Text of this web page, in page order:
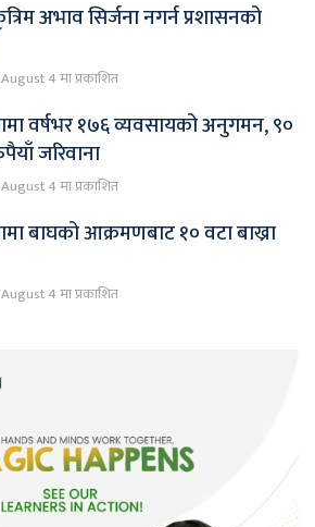
अभाव सिर्जना नगर्न प्रशासनको
4 मा प्रकाशित
वर्षभर १७६ व्यवसायको अनुगमन, ९०
जरिवाना
4 मा प्रकाशित
बाघको आक्रमणबाट १० वटा बाख्रा
4 मा प्रकाशित